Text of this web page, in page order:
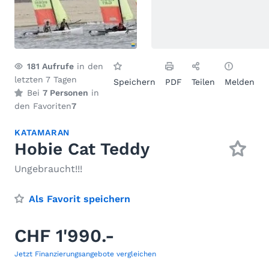
181 Aufrufe in den
letzten 7 Tagen
Bei 7 Personen in
den Favoriten7
Speichern PDF Teilen Melden
KATAMARAN
Hobie Cat Teddy
Ungebraucht!!!
Als Favorit speichern
CHF 1'990.-
Jetzt Finanzierungsangebote vergleichen